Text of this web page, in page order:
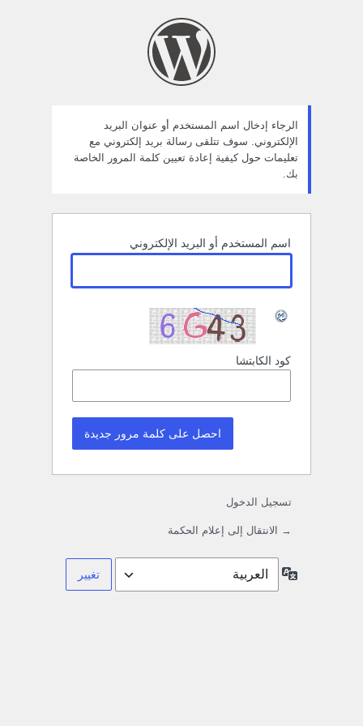
الرجاء إدخال اسم المستخدم أو عنوان البريد
الإلكتروني. سوف تتلقى رسالة بريد إلكتروني مع
تعليمات حول كيفية إعادة تعيين كلمة المرور الخاصة
بك.
اسم المستخدم أو البريد الإلكتروني
كود الكابتشا
تسجيل الدخول
→ الانتقال إلى إعلام الحكمة
اللغة